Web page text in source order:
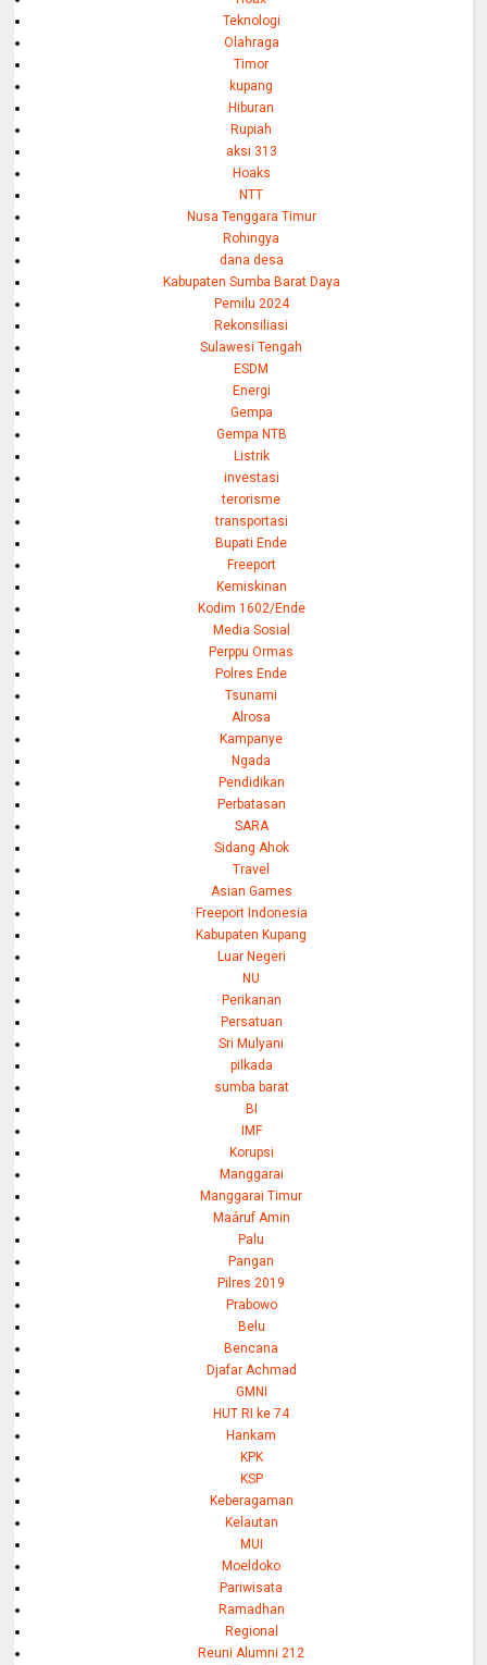
Teknologi
Olahraga
Timor
kupang
Hiburan
Rupiah
aksi 313
Hoaks
NTT
Nusa Tenggara Timur
Rohingya
dana desa
Kabupaten Sumba Barat Daya
Pemilu 2024
Rekonsiliasi
Sulawesi Tengah
ESDM
Energi
Gempa
Gempa NTB
Listrik
investasi
terorisme
transportasi
Bupati Ende
Freeport
Kemiskinan
Kodim 1602/Ende
Media Sosial
Perppu Ormas
Polres Ende
Tsunami
Alrosa
Kampanye
Ngada
Pendidikan
Perbatasan
SARA
Sidang Ahok
Travel
Asian Games
Freeport Indonesia
Kabupaten Kupang
Luar Negeri
NU
Perikanan
Persatuan
Sri Mulyani
pilkada
sumba barat
BI
IMF
Korupsi
Manggarai
Manggarai Timur
Maáruf Amin
Palu
Pangan
Pilres 2019
Prabowo
Belu
Bencana
Djafar Achmad
GMNI
HUT RI ke 74
Hankam
KPK
KSP
Keberagaman
Kelautan
MUI
Moeldoko
Pariwisata
Ramadhan
Regional
Reuni Alumni 212